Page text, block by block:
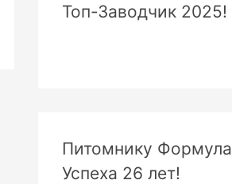
Топ-Заводчик 2025!
Питомнику Формула
Успеха 26 лет!